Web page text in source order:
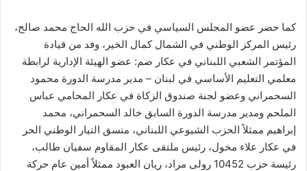
كما حضر عضو المجلس السياسي في حزب الله الحاج محمد صالح،
رئيس المركز الوطني في الشمال كمال الخير، وفد من قيادة
المؤتمر الشعبي اللبناني في عكار ضم: عضو الهيئة الإدارية لرابطة
معلمي التعليم الأساسي في لبنان – مدير مدرسة الدورة محمود
السحمراني وعضو لجنة صندوق الزكاة في عكار المحامي عباس
الملحم ومدير مدرسة الدورة السابق خالد السحمراني، محمد
إبراهيم ممثلاً الحزب الشيوعي اللبناني، منسق التيار الوطني الحر
في عكار علاء مخول، رئيس ملتقى عكار المقاوم سفيان طالب،
رئيسة حزب 10452 رولى مراد، ريان العبود ممثلاً أمين عام حركة